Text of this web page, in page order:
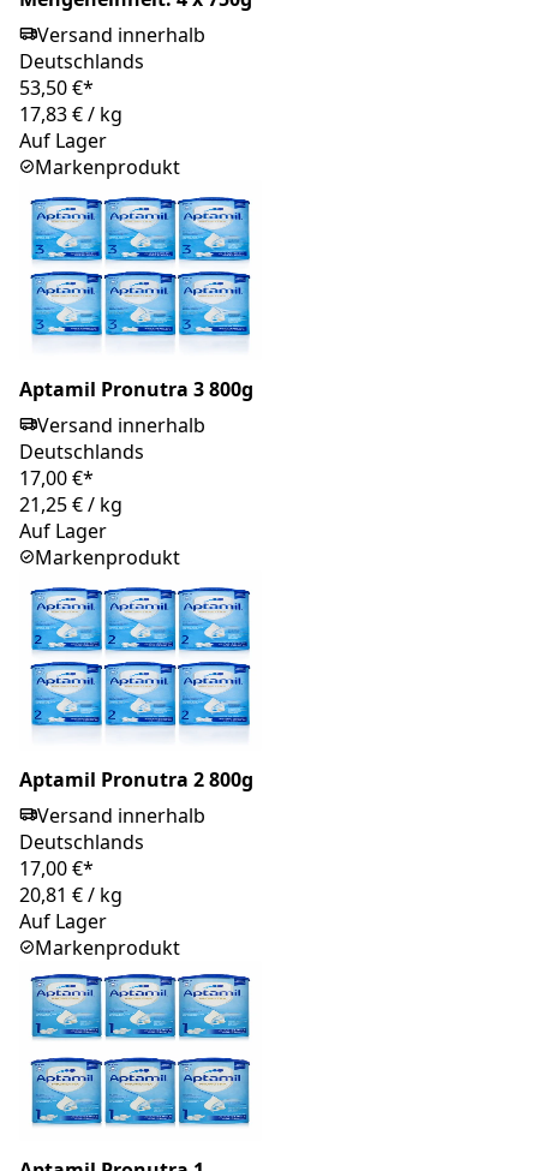
Versand innerhalb
Deutschlands
53,50 €*
17,83 €/ kg
Auf Lager
Markenprodukt
Aptamil Pronutra 3 800g
Versand innerhalb
Deutschlands
17,00 €*
21,25 €/ kg
Auf Lager
Markenprodukt
Aptamil Pronutra 2 800g
Versand innerhalb
Deutschlands
17,00 €*
20,81 €/ kg
Auf Lager
Markenprodukt